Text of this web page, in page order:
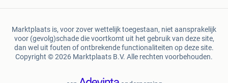
Marktplaats is, voor zover wettelijk toegestaan, niet aansprakelijk
voor (gevolg)schade die voortkomt uit het gebruik van deze site,
dan wel uit fouten of ontbrekende functionaliteiten op deze site.
Copyright © 2026 Marktplaats B.V. Alle rechten voorbehouden.